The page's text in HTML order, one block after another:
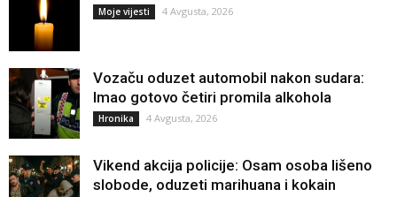
Moje vijesti 4 Avgusta, 2026
Vozaču oduzet automobil nakon sudara:
Imao gotovo četiri promila alkohola
Hronika 4 Avgusta, 2026
Vikend akcija policije: Osam osoba lišeno
slobode, oduzeti marihuana i kokain